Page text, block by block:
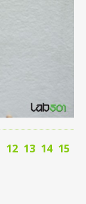
12 13 14 15